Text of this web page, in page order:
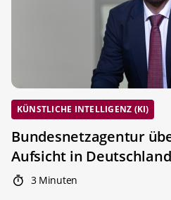
KÜNSTLICHE INTELLIGENZ (KI)
Bundesnetzagentur
Aufsicht in Deutschland
3 Minuten